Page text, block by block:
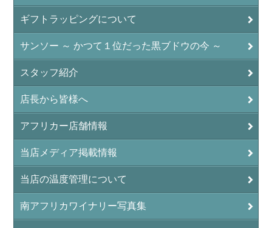
ギフトラッピングについて
サンソー ～ かつて１位だった黒ブドウの今 ～
スタッフ紹介
店長から皆様へ
アフリカー店舗情報
当店メディア掲載情報
当店の温度管理について
南アフリカワイナリー写真集